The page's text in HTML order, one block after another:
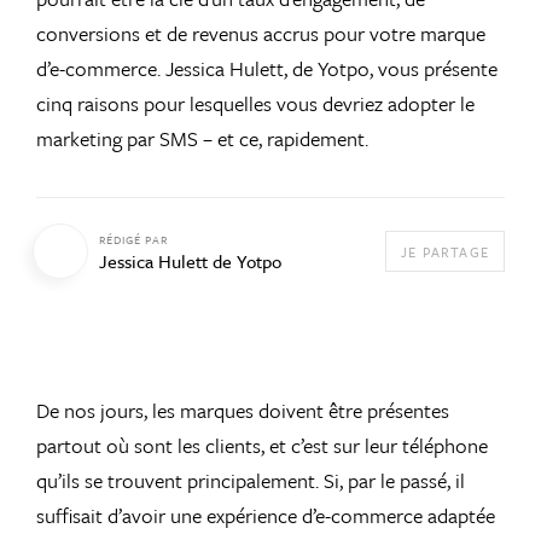
conversions et de revenus accrus pour votre marque
d’e-commerce. Jessica Hulett, de Yotpo, vous présente
cinq raisons pour lesquelles vous devriez adopter le
marketing par SMS – et ce, rapidement.
RÉDIGÉ PAR
Jessica Hulett de Yotpo JE PARTAGE
De nos jours, les marques doivent être présentes
partout où sont les clients, et c’est sur leur téléphone
qu’ils se trouvent principalement. Si, par le passé, il
suffisait d’avoir une expérience d’e-commerce adaptée